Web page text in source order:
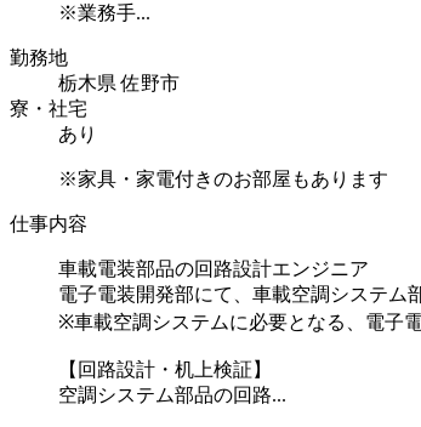
※業務手...
勤務地
栃木県 佐野市
寮・社宅
あり
※家具・家電付きのお部屋もあります
仕事内容
車載電装部品の回路設計エンジニア
電子電装開発部にて、車載空調システム
※車載空調システムに必要となる、電子
【回路設計・机上検証】
空調システム部品の回路...